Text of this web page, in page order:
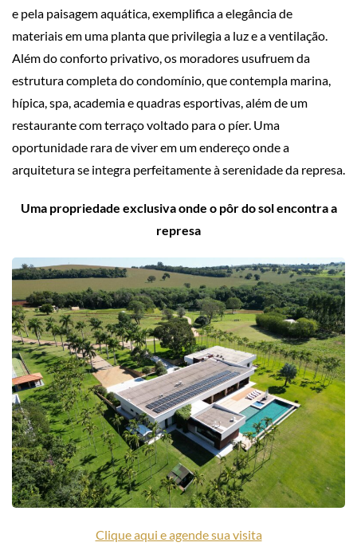
e pela paisagem aquática, exemplifica a elegância de
materiais em uma planta que privilegia a luz e a ventilação.
Além do conforto privativo, os moradores usufruem da
estrutura completa do condomínio, que contempla marina,
hípica, spa, academia e quadras esportivas, além de um
restaurante com terraço voltado para o píer. Uma
oportunidade rara de viver em um endereço onde a
arquitetura se integra perfeitamente à serenidade da represa.
Uma propriedade exclusiva onde o pôr do sol encontra a
represa
Clique aqui e agende sua visita